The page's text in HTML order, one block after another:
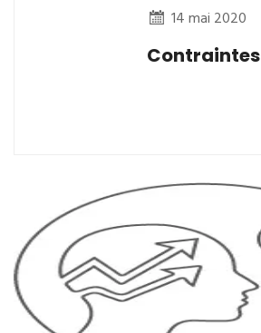
14 mai 2020
Contraintes